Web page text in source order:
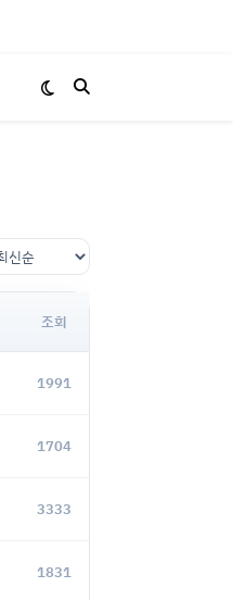
조회
1991
1704
3333
1831